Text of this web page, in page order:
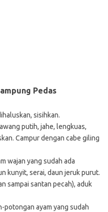
Pedas
sisihkan.
putih, jahe, lengkuas,
Campur dengan cabe giling
wajan yang sudah ada
kunyit, serai, daun jeruk purut.
sampai santan pecah), aduk
potongan ayam yang sudah